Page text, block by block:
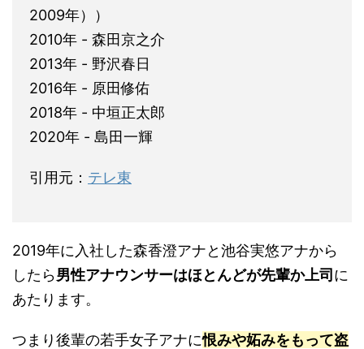
2009年））
2010年 - 森田京之介
2013年 - 野沢春日
2016年 - 原田修佑
2018年 - 中垣正太郎
2020年 - 島田一輝
引用元： テレ東
2019年に入社した森香澄アナと池谷実悠アナから
したら男性アナウンサーはほとんどが先輩か上司に
あたります。
つまり後輩の若手女子アナに恨みや妬みをもって盗